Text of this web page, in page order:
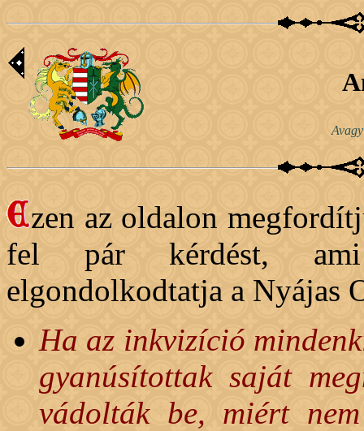
zen az oldalon
fel pár kérdést, ami
elgondolkodtatja a Nyájas
Ha az inkvizíció
gyanúsítottak saját
vádolták be, miért